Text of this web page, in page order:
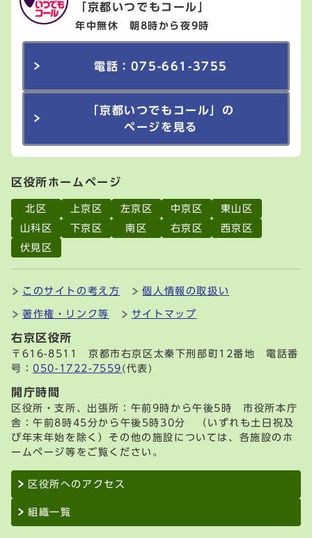
「京都いつでもコール」
年中無休 朝8時から夜9時
電話：075-661-3755
「京都いつでもコール」の
ページを見る
区役所ホームページ
北区 上京区 左京区 中京区
東山区
山科区
下京区 南区 右京区
西京区
伏見区
このサイトの考え方 個人情報の取扱い
著作権・リンク等 サイトマップ
右京区役所
〒616-8511 京都市右京区太秦下刑部町12番地 電話番
号：050-1722-7559 (代表)
開庁時間
区役所・支所、出張所：午前9時から午後5時 市役所本庁
舎：午前8時45分から午後5時30分 （いずれも土日祝及
び年末年始を除く）その他の施設については、各施設のホ
ームページ等をご覧ください。
区役所へのアクセス
組織一覧